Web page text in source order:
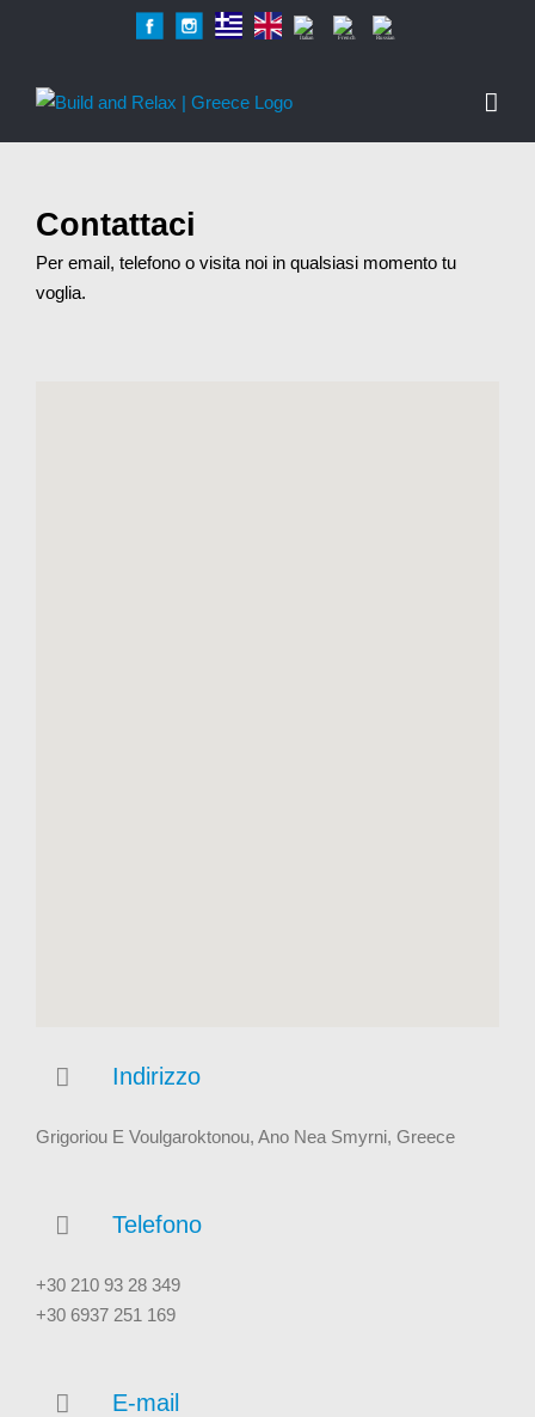
Facebook Instagram Greek English Italian French Russian
Contattaci
Per email, telefono o visita noi in qualsiasi momento tu
voglia.
Indirizzo
Grigoriou E Voulgaroktonou, Ano Nea Smyrni, Greece
Telefono
+30 210 93 28 349
+30 6937 251 169
E-mail